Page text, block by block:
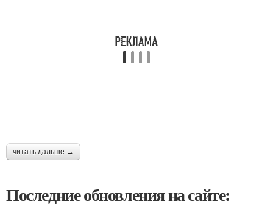
читать дальше →
Последние обновления на сайте: